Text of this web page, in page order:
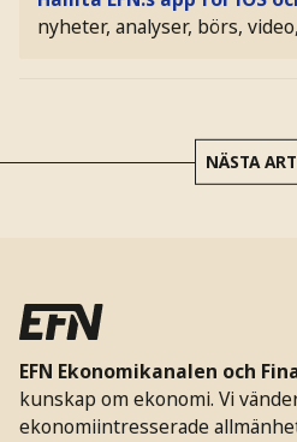
nyheter, analyser, börs,
NÄSTA
EFN Ekonomikanalen och
kunskap om ekonomi. Vi
ekonomiintresserade